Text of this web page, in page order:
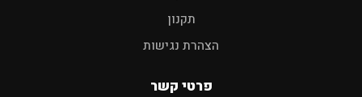
תקנון
הצהרת נגישות
פרטי קשר